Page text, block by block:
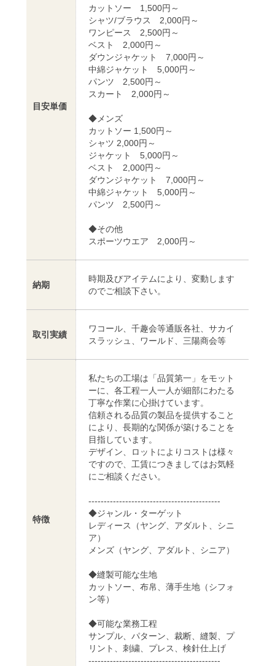
目安単価
カットソー 1,500円～
シャツ/ブラウス 2,000円～
ワンピース 2,500円～
ベスト 2,000円～
ダウンジャケット 7,000円～
中綿ジャケット 5,000円～
パンツ 2,500円～
スカート 2,000円～
◆メンズ
カットソー 1,500円～
シャツ 2,000円～
ジャケット 5,000円～
ベスト 2,000円～
ダウンジャケット 7,000円～
中綿ジャケット 5,000円～
パンツ 2,500円～
◆その他
スポーツウエア 2,000円～
納期
時期及びアイテムにより、変動します
のでご相談下さい。
取引実績
ワコール、千趣会等通販各社、サカイ
スラッシュ、ワールド、三陽商会等
特徴
私たちの工場は「品質第一」をモット
ーに、各工程一人一人が細部にわたる
丁寧な作業に心掛けています。
信頼される品質の製品を提供すること
により、長期的な関係が築けることを
目指しています。
デザイン、ロットによりコストは様々
ですので、工賃につきましてはお気軽
にご相談ください。
-------------------------------------------
◆ジャンル・ターゲット
レディース（ヤング、アダルト、シニ
ア）
メンズ（ヤング、アダルト、シニア）
◆縫製可能な生地
カットソー、布帛、薄手生地（シフォ
ン等）
◆可能な業務工程
サンプル、パターン、裁断、縫製、プ
リント、刺繍、プレス、検針仕上げ
-------------------------------------------